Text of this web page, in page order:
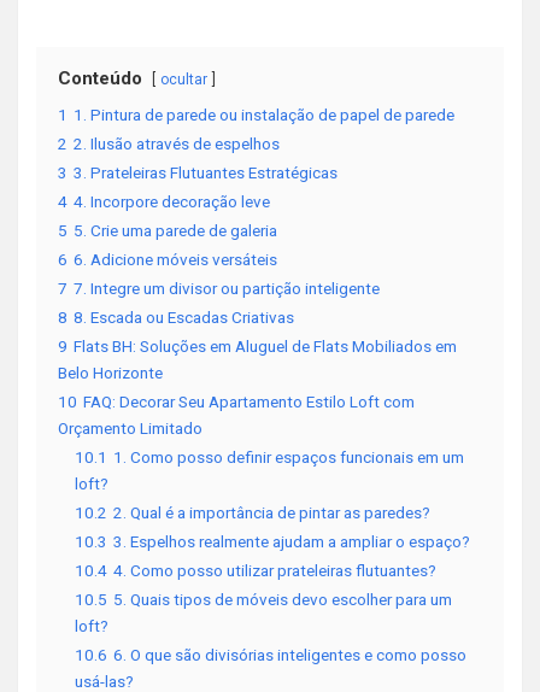
Conteúdo ocultar
1 1. Pintura de parede ou instalação de papel de parede
2 2. Ilusão através de espelhos
3 3. Prateleiras Flutuantes Estratégicas
4 4. Incorpore decoração leve
5 5. Crie uma parede de galeria
6 6. Adicione móveis versáteis
7 7. Integre um divisor ou partição inteligente
8 8. Escada ou Escadas Criativas
9 Flats BH: Soluções em Aluguel de Flats Mobiliados em
Belo Horizonte
10 FAQ: Decorar Seu Apartamento Estilo Loft com
Orçamento Limitado
10.1 1. Como posso definir espaços funcionais em um
loft?
10.2 2. Qual é a importância de pintar as paredes?
10.3 3. Espelhos realmente ajudam a ampliar o espaço?
10.4 4. Como posso utilizar prateleiras flutuantes?
10.5 5. Quais tipos de móveis devo escolher para um
loft?
10.6 6. O que são divisórias inteligentes e como posso
usá-las?